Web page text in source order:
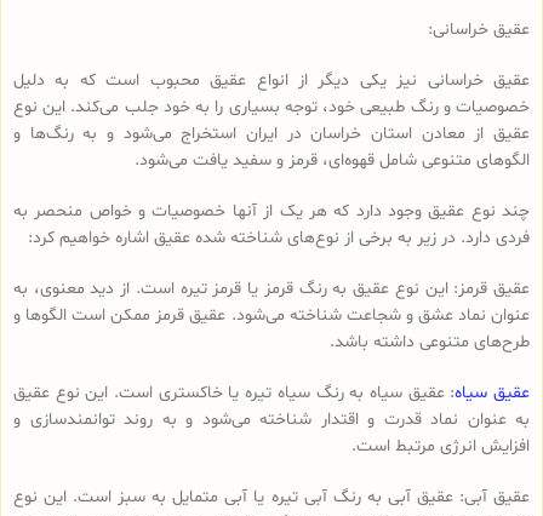
عقیق خراسانی:
عقیق خراسانی نیز یکی دیگر از انواع عقیق محبوب است که به دلیل
خصوصیات و رنگ طبیعی خود، توجه بسیاری را به خود جلب می‌کند. این نوع
عقیق از معادن استان خراسان در ایران استخراج می‌شود و به رنگ‌ها و
الگوهای متنوعی شامل قهوه‌ای، قرمز و سفید یافت می‌شود.
چند نوع عقیق وجود دارد که هر یک از آنها خصوصیات و خواص منحصر به
فردی دارد. در زیر به برخی از نوع‌های شناخته شده عقیق اشاره خواهیم کرد:
عقیق قرمز: این نوع عقیق به رنگ قرمز یا قرمز تیره است. از دید معنوی، به
عنوان نماد عشق و شجاعت شناخته می‌شود. عقیق قرمز ممکن است الگوها و
طرح‌های متنوعی داشته باشد.
عقیق سیاه: عقیق سیاه به رنگ سیاه تیره یا خاکستری است. این نوع عقیق
به عنوان نماد قدرت و اقتدار شناخته می‌شود و به روند توانمندسازی و
افزایش انرژی مرتبط است.
عقیق آبی: عقیق آبی به رنگ آبی تیره یا آبی متمایل به سبز است. این نوع